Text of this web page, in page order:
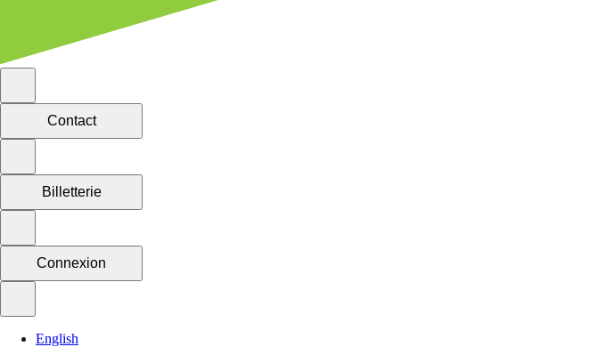
Contact
Billetterie
Connexion
English